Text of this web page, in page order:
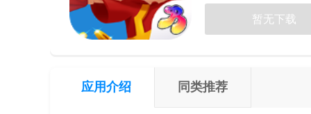
暂无下载
应用介绍 同类推荐